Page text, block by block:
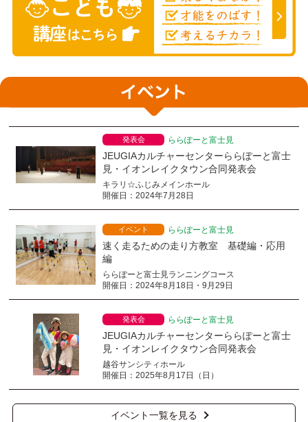
発表会 ららぽーと富士見
JEUGIAカルチャーセンターららぽーと富士
見・イオンレイクタウン合同発表会
キラリ☆ふじみメインホール
開催日：2024年7月28日
イベント ららぽーと富士見
速く走るための走り方教室 基礎編・応用
編
ららぽーと富士見ランニングコース
開催日：2024年8月18日・9月29日
発表会 ららぽーと富士見
JEUGIAカルチャーセンターららぽーと富士
見・イオンレイクタウン合同発表会
越谷サンシティホール
開催日：2025年8月17日（日）
イベント一覧を見る